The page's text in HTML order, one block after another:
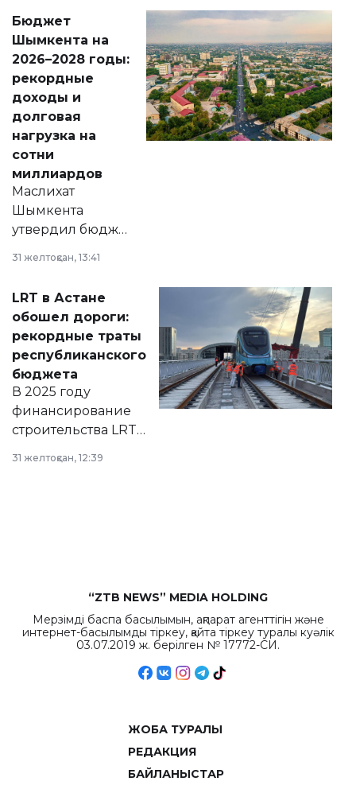
народу
Венесуэлы.
Бюджет
Шымкента на
2026–2028 годы:
рекордные
доходы и
долговая
нагрузка на
сотни
миллиардов
Маслихат
Шымкента
утвердил бюджет
2028 годы.
документ
появился в базе
нормативных
правовых актов и
на сайте маслихат
города.
31 желтоқсан, 13:41
LRT в Астане
обошел дороги:
рекордные траты
республиканского
бюджета
В 2025 году
финансирование
строительства LRT
республиканского
31 желтоқсан, 12:39
“ZTB NEWS” MEDIA HOLDING
Мерзімді баспа басылымын, ақпарат агенттігін және
интернет-басылымды тіркеу, қайта тіркеу туралы куәлік
03.07.2019 ж. берілген № 17772-СИ.
ЖОБА ТУРАЛЫ
РЕДАКЦИЯ
БАЙЛАНЫСТАР